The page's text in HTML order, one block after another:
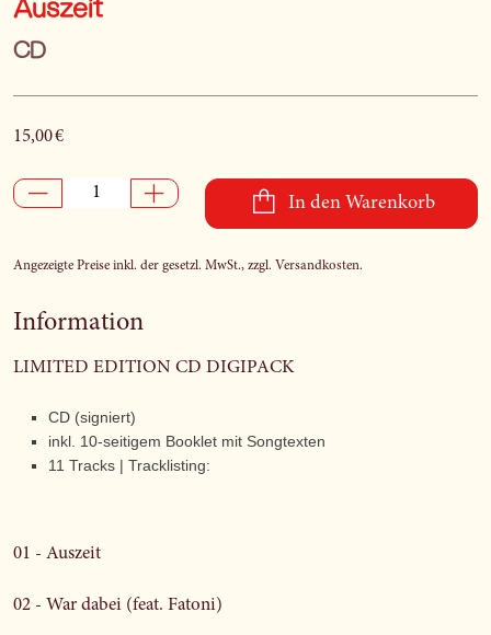
Auszeit
CD
15,00 €
In den Warenkorb
Angezeigte Preise inkl. der gesetzl. MwSt., zzgl. Versandkosten.
Information
LIMITED EDITION CD DIGIPACK
CD (signiert)
inkl. 10-seitigem Booklet mit Songtexten
11 Tracks | Tracklisting:
01 - Auszeit
02 - War dabei (feat. Fatoni)